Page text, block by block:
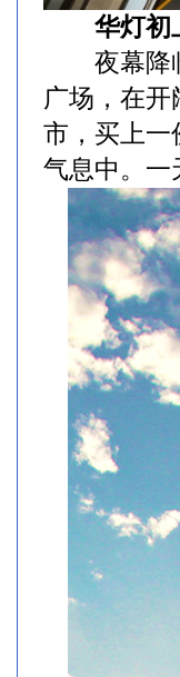
华灯初
夜幕降临
广场，在
市，买上一
气息中。一